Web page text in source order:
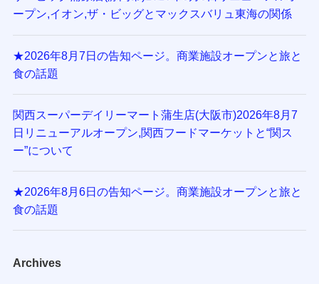
ープン,イオン,ザ・ビッグとマックスバリュ東海の関係
★2026年8月7日の告知ページ。商業施設オープンと旅と
食の話題
関西スーパーデイリーマート蒲生店(大阪市)2026年8月7
日リニューアルオープン,関西フードマーケットと“関ス
ー”について
★2026年8月6日の告知ページ。商業施設オープンと旅と
食の話題
Archives